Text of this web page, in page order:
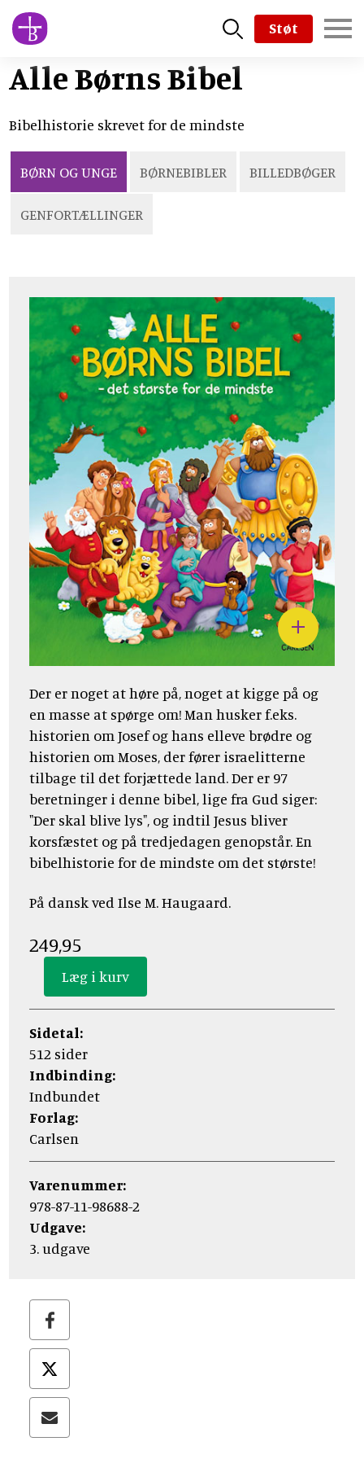
Skip
to
content
Støt
Alle Børns Bibel
Bibelhistorie skrevet for de mindste
BØRN OG UNGE BØRNEBIBLER BILLEDBØGER
GENFORTÆLLINGER
Der er noget at høre på, noget at kigge på og
en masse at spørge om! Man husker f.eks.
historien om Josef og hans elleve brødre og
historien om Moses, der fører israelitterne
tilbage til det forjættede land. Der er 97
beretninger i denne bibel, lige fra Gud siger:
"Der skal blive lys", og indtil Jesus bliver
korsfæstet og på tredjedagen genopstår. En
bibelhistorie for de mindste om det største!
På dansk ved Ilse M. Haugaard.
249,95
Sidetal:
512 sider
Indbinding:
Indbundet
Forlag:
Carlsen
Varenummer:
978-87-11-98688-2
Udgave:
3. udgave